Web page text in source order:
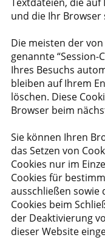
und die Ihr Browser
Die meisten der
genannte “Session-
Ihres Besuchs
bleiben auf Ihrem
löschen. Diese
Browser beim
Sie können Ihren
das Setzen von
Cookies nur im
Cookies für
ausschließen sowie
Cookies beim
der Deaktivierung
dieser Website